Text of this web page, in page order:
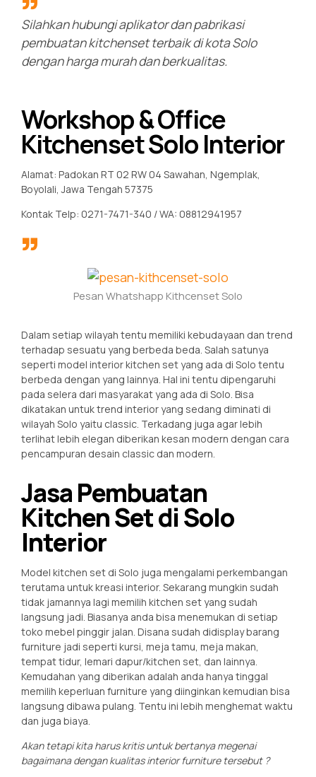
Silahkan hubungi aplikator dan pabrikasi
pembuatan kitchenset terbaik di kota Solo
dengan harga murah dan berkualitas.
Workshop & Office
Kitchenset Solo Interior
Alamat: Padokan RT 02 RW 04 Sawahan, Ngemplak,
Boyolali, Jawa Tengah 57375
Kontak Telp: 0271-7471-340 / WA: 08812941957
Pesan Whatshapp Kithcenset Solo
Dalam setiap wilayah tentu memiliki kebudayaan dan trend
terhadap sesuatu yang berbeda beda. Salah satunya
seperti model interior kitchen set yang ada di Solo tentu
berbeda dengan yang lainnya. Hal ini tentu dipengaruhi
pada selera dari masyarakat yang ada di Solo. Bisa
dikatakan untuk trend interior yang sedang diminati di
wilayah Solo yaitu classic. Terkadang juga agar lebih
terlihat lebih elegan diberikan kesan modern dengan cara
pencampuran desain classic dan modern.
Jasa Pembuatan
Kitchen Set di Solo
Interior
Model kitchen set di Solo juga mengalami perkembangan
terutama untuk kreasi interior. Sekarang mungkin sudah
tidak jamannya lagi memilih kitchen set yang sudah
langsung jadi. Biasanya anda bisa menemukan di setiap
toko mebel pinggir jalan. Disana sudah didisplay barang
furniture jadi seperti kursi, meja tamu, meja makan,
tempat tidur, lemari dapur/kitchen set, dan lainnya.
Kemudahan yang diberikan adalah anda hanya tinggal
memilih keperluan furniture yang diinginkan kemudian bisa
langsung dibawa pulang. Tentu ini lebih menghemat waktu
dan juga biaya.
Akan tetapi kita harus kritis untuk bertanya megenai
bagaimana dengan kualitas interior furniture tersebut ?